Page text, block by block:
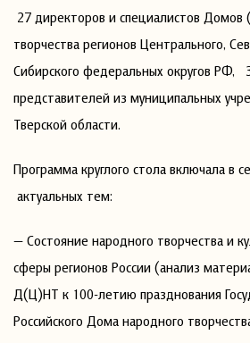
27 директоров и специалистов Домов
творчества регионов Центрального,
Сибирского федеральных округов РФ,
представителей из муниципальных
Тверской области.
Программа круглого стола включала в
актуальных тем:
— Состояние народного творчества и
сферы регионов России (анализ
Д(Ц)НТ к 100-летию празднования
Российского Дома народного